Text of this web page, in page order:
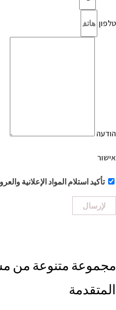
טלפון
הודעה
אישור
تأكيد استلام المواد الإعلانية
لإرسال
مجموعة متنوعة من
المتقدمة